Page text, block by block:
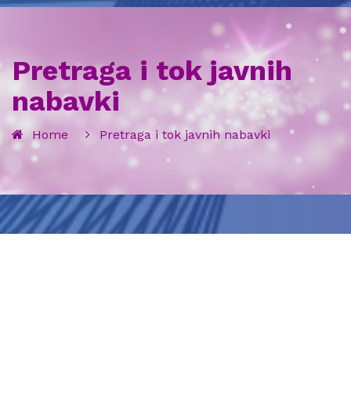
Pretraga i tok javnih
nabavki
Home Pretraga i tok javnih nabavki